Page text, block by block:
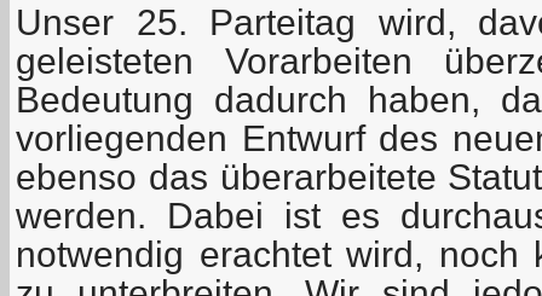
Unser 25. Parteitag wird,
geleisteten Vorarbeiten
Bedeutung dadurch haben,
vorliegenden Entwurf des
ebenso das überarbeitete
werden. Dabei ist es
notwendig erachtet wird, noch